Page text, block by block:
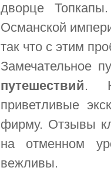
дворце
Османской
так что с этим
Замечательное
путешествий.
приветливые
фирму. Отзывы
на отменном
вежливы.